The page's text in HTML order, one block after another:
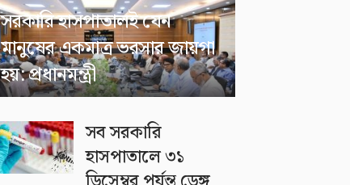
সরকারি হাসপাতালই যেন
মানুষের একমাত্র ভরসার জায়গা
হয়: প্রধানমন্ত্রী
সব সরকারি
হাসপাতালে ৩১